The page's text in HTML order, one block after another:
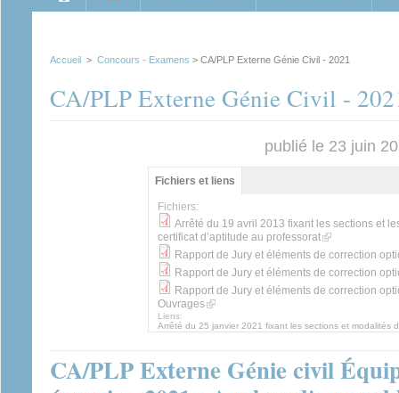
Accueil > Concours - Examens > CA/PLP Externe Génie Civil - 2021
CA/PLP Externe Génie Civil -
publié le 23 juin
Groupe principal
Fichiers et liens
actif)
Fichiers:
Arrêté du 19 avril 2013 fixant les sections et
certificat d’aptitude au professorat (link is external)
Rapport de Jury et éléments de correction
Rapport de Jury et éléments de correction
Ouvrages(link is external)
Liens:
Arrêté du 25 janvier 2021 fixant les sections et modalités
CA/PLP Externe Génie civil